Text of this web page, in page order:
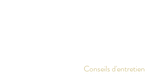
Conseils d'entretien